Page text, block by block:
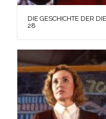
DIE GESCHICHTE DER
28